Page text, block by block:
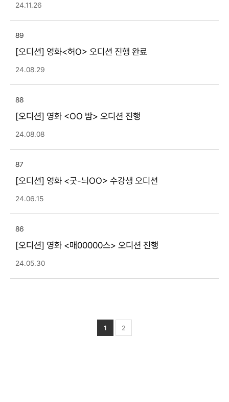
24.11.26
89
[오디션] 영화<허O> 오디션 진행 완료
24.08.29
88
[오디션] 영화 <OO 밤> 오디션 진행
24.08.08
87
[오디션] 영화 <굿-늬OO> 수강생 오디션
24.06.15
86
[오디션] 영화 <매00000스> 오디션 진행
24.05.30
열린
1
페이지
2
페이지